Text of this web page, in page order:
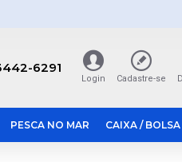
6291
Login Cadastre-se
PESCA NO MAR CAIXA / BOLSA